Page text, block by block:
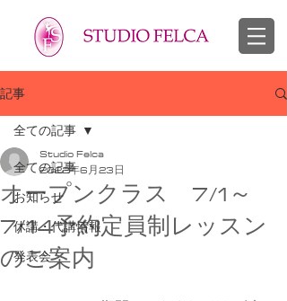
記事
全ての記事
お知らせ
休講・代講情報
発表会
全ての記事
オープンクラス 7/1～
7/14予約定員制レッスン
のご案内
Studio Felca
2022年6月23日